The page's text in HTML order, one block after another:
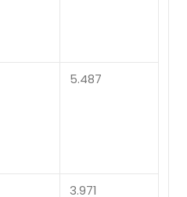
5.487
3.971